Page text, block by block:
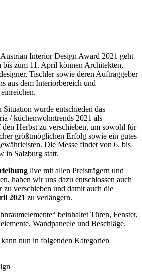
Interior Design Award 2021 geht
bis zum 11. April können Architekten,
Tischler sowie deren Auftraggeber
aus dem Interiorbereich und
wurde entschieden das
/ küchenwohntrends 2021 als
den Herbst zu verschieben, um sowohl für
größtmöglichen Erfolg sowie ein gutes
Die Messe findet von 6. bis
in Salzburg statt.
live mit allen Preisträgern und
haben wir uns dazu entschlossen auch
zu verschieben und damit auch die
2021 zu verlängern.
beinhaltet Türen, Fenster,
Wandpaneele und Beschläge.
kann nun in folgenden Kategorien